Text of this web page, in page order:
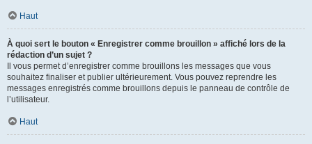
Haut
À quoi sert le bouton « Enregistrer comme brouillon » affiché lors de la
rédaction d’un sujet ?
Il vous permet d’enregistrer comme brouillons les messages que vous
souhaitez finaliser et publier ultérieurement. Vous pouvez reprendre les
messages enregistrés comme brouillons depuis le panneau de contrôle de
l’utilisateur.
Haut